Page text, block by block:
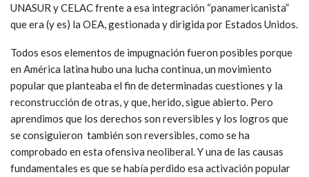
UNASUR y CELAC frente a esa integración “panamericanista”
que era (y es) la OEA, gestionada y dirigida por Estados Unidos.
Todos esos elementos de impugnación fueron posibles porque
en América latina hubo una lucha continua, un movimiento
popular que planteaba el fin de determinadas cuestiones y la
reconstrucción de otras, y que, herido, sigue abierto. Pero
aprendimos que los derechos son reversibles y los logros que
se consiguieron también son reversibles, como se ha
comprobado en esta ofensiva neoliberal. Y una de las causas
fundamentales es que se había perdido esa activación popular